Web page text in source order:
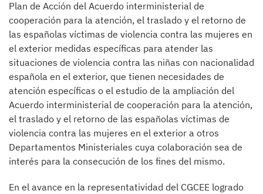
Plan de Acción del Acuerdo interministerial de
cooperación para la atención, el traslado y el retorno de
las españolas víctimas de violencia contra las mujeres en
el exterior medidas específicas para atender las
situaciones de violencia contra las niñas con nacionalidad
española en el exterior, que tienen necesidades de
atención específicas o el estudio de la ampliación del
Acuerdo interministerial de cooperación para la atención,
el traslado y el retorno de las españolas víctimas de
violencia contra las mujeres en el exterior a otros
Departamentos Ministeriales cuya colaboración sea de
interés para la consecución de los fines del mismo.
En el avance en la representatividad del CGCEE logrado